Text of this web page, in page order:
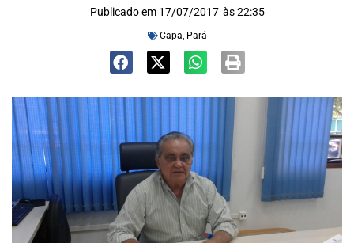
Publicado em 17/07/2017 às 22:35
Capa, Pará